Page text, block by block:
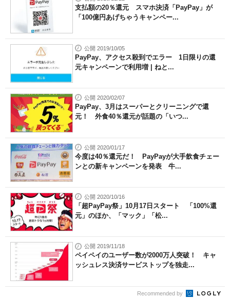
支払額の20％還元 スマホ決済「PayPay」が
「100億円あげちゃうキャンペー...
公開 2019/10/05
PayPay、アクセス殺到でエラー 1日限りの還
元キャンペーンで利用増 | ねと...
公開 2020/02/07
PayPay、3月はスーパーとクリーニングで還
元！ 外食40％還元が話題の「いつ...
公開 2020/01/17
今度は40％還元だ！ PayPayが大手飲食チェー
ンとの新キャンペーンを発表 牛...
公開 2020/10/16
「超PayPay祭」10月17日スタート 「100%還
元」のほか、「マック」「松...
公開 2019/11/18
ペイペイのユーザー数が2000万人突破！ キャ
ッシュレス決済サービストップを独走...
Recommended by